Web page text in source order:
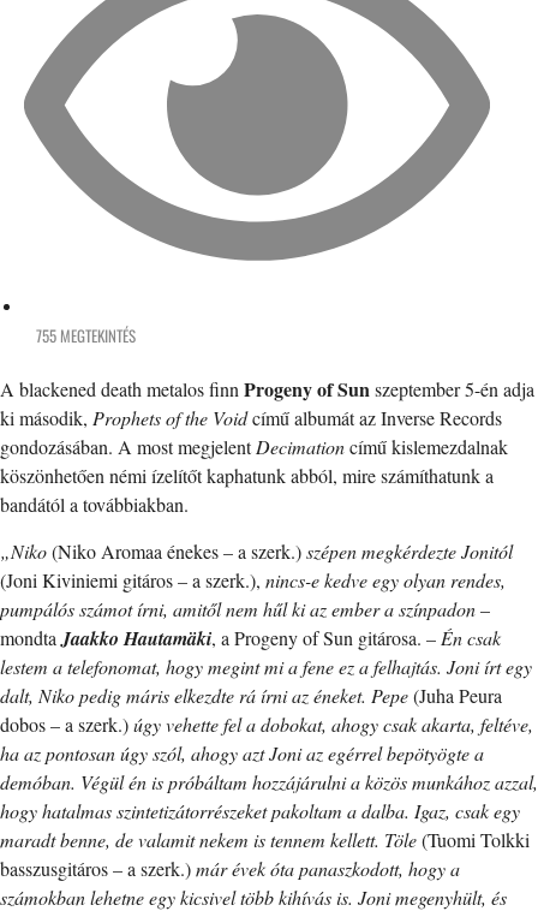
755 MEGTEKINTÉS
A blackened death metalos finn Progeny of Sunszeptember 5-én adja
ki második, Prophets of the Voidcímű albumát az Inverse Records
gondozásában. A most megjelentDecimationcímű kislemezdalnak
köszönhetően némi ízelítőt kaphatunk abból, mire számíthatunk a
bandától a továbbiakban.
„Niko(Niko Aromaa énekes – a szerk.)szépen megkérdezte Jonitól
(Joni Kiviniemi gitáros – a szerk.), nincs-e kedve egy olyan rendes,
pumpálós számot írni, amitől nem hűl ki az ember a színpadon–
mondtaJaakko Hautamäki, a Progeny of Sun gitárosa. – Én csak
lestem a telefonomat, hogy megint mi a fene ez a felhajtás. Joni írt egy
dalt, Niko pedig máris elkezdte rá írni az éneket. Pepe(Juha Peura
dobos – a szerk.)úgy vehette fel a dobokat, ahogy csak akarta, feltéve,
ha az pontosan úgy szól, ahogy azt Joni az egérrel bepötyögte a
demóban. Végül én is próbáltam hozzájárulni a közös munkához azzal,
hogy hatalmas szintetizátorrészeket pakoltam a dalba. Igaz, csak egy
maradt benne, de valamit nekem is tennem kellett. Töle(Tuomi Tolkki
basszusgitáros – a szerk.)már évek óta panaszkodott, hogy a
számokban lehetne egy kicsivel több kihívás is. Joni megenyhült, és